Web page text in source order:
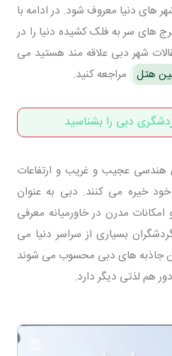
های دنیا معروف شود. در ادامه با
های سر به فلک کشیده دنیا را در
شهر دبی علاقه مند هستید می
هتل مراجعه کنید.
دبی را بشناسید
عجیب و غریب و ارتفاعات
خیره می کنند. دبی به عنوان
مدرن در خاورمیانه معرفی
بسیاری از سراسر دنیا می
جاذبه های دبی محسوب می شوند
هم لذتی دیگر دارد.